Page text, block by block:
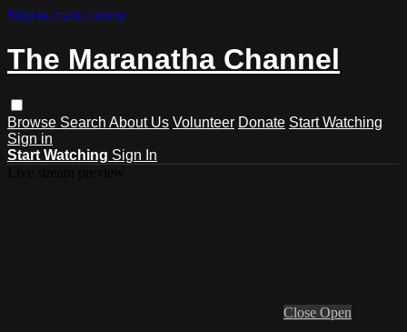
Skip to main content
The Maranatha Channel
Browse Search About Us Volunteer Donate Start Watching
Sign in
Start Watching Sign In
Close Open